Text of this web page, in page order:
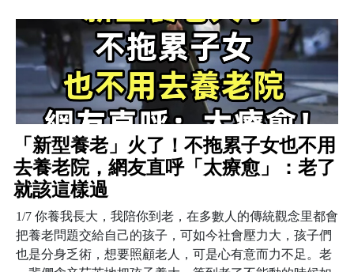
「新型養老」火了！不拖累子女也不用
去養老院，網友直呼「太療愈」：老了
就該這樣過
1/7 你養我長大，我陪你到老，在多數人的傳統觀念里都會
把養老問題交給自己的孩子，可如今社會壓力大，孩子們
也是分身乏術，想要照顧老人，可是心有意而力不足。老